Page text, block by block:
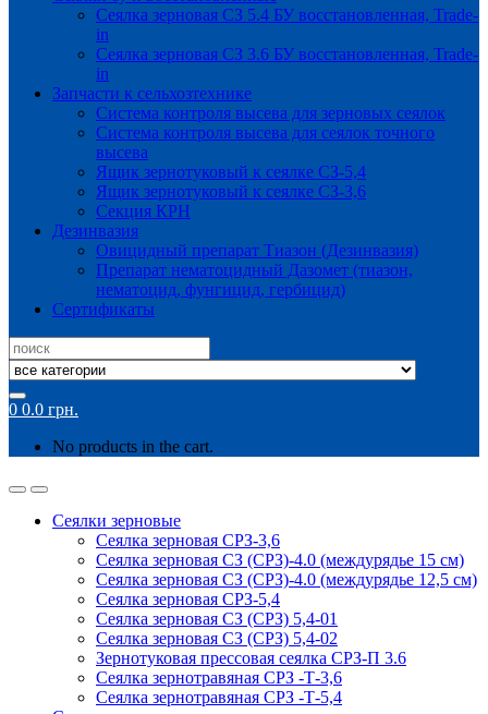
Сеялка зерновая СЗ 5.4 БУ восстановленная, Trade-
in
Сеялка зерновая СЗ 3.6 БУ восстановленная, Trade-
in
Запчасти к сельхозтехнике
Система контроля высева для зерновых сеялок
Система контроля высева для сеялок точного
высева
Ящик зернотуковый к сеялке СЗ-5,4
Ящик зернотуковый к сеялке СЗ-3,6
Секция КРН
Дезинвазия
Овицидный препарат Тиазон (Дезинвазия)
Препарат нематоцидный Дазомет (тиазон,
нематоцид, фунгицид, гербицид)
Сертификаты
Search
for:
0 0.0 грн.
No products in the cart.
Сеялки зерновые
Сеялка зерновая СРЗ-3,6
Сеялка зерновая СЗ (СРЗ)-4.0 (междурядье 15 см)
Сеялка зерновая СЗ (СРЗ)-4.0 (междурядье 12,5 см)
Сеялка зерновая СРЗ-5,4
Сеялка зерновая СЗ (СРЗ) 5,4-01
Сеялка зерновая СЗ (СРЗ) 5,4-02
Зернотуковая прессовая сеялка СРЗ-П 3.6
Сеялка зернотравяная СРЗ -Т-3,6
Сеялка зернотравяная СРЗ -Т-5,4